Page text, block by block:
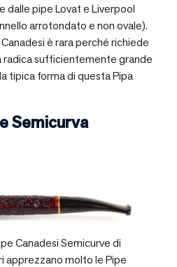
dalle pipe Lovat e Liverpool
arrotondato e non ovale).
è rara perché richiede
radica sufficientemente grande
tipica forma di questa Pipa
Semicurva
Canadesi Semicurve di
apprezzano molto le Pipe